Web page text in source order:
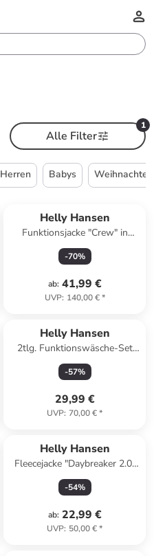
1
Alle Filter
Herren Babys Weihnachten
Helly Hansen
Funktionsjacke "Crew" in
Schwarz
-70%
ab: 41,99 €
UVP: 140,00 €*
Helly Hansen
2tlg. Funktionswäsche-Set
"Lifa" in Dunkelblau
-57%
29,99 €
UVP: 70,00 €*
Helly Hansen
Fleecejacke "Daybreaker 2.0"
in Türkis
-54%
ab: 22,99 €
UVP: 50,00 €*